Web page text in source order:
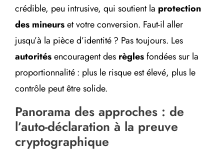
crédible, peu intrusive, qui soutient la protection
des mineurset votre conversion. Faut-il aller
jusqu’à la pièce d’identité ? Pas toujours. Les
autoritésencouragent des règlesfondées sur la
proportionnalité : plus le risque est élevé, plus le
contrôle peut être solide.
Panorama des approches : de
l’auto-déclaration à la preuve
cryptographique